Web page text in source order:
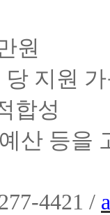
원
지원
합성
산 등을
4421 /